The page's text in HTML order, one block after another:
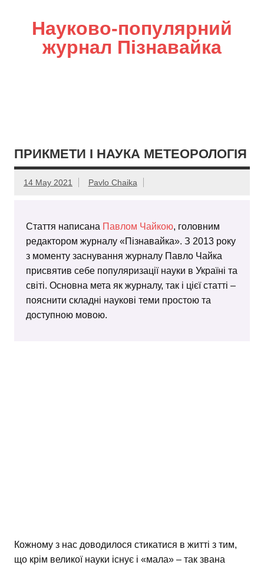
Науково-популярний
журнал Пізнавайка
ПРИКМЕТИ І НАУКА МЕТЕОРОЛОГІЯ
14 May 2021 Pavlo Chaika
Стаття написана Павлом Чайкою, головним
редактором журналу «Пізнавайка». З 2013 року
з моменту заснування журналу Павло Чайка
присвятив себе популяризації науки в Україні та
світі. Основна мета як журналу, так і цієї статті –
пояснити складні наукові теми простою та
доступною мовою.
Кожному з нас доводилося стикатися в житті з тим,
що крім великої науки існує і «мала» – так звана